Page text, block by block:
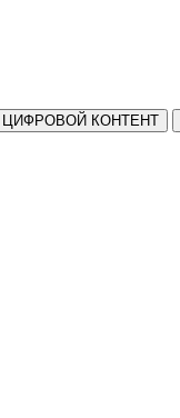
ЦИФРОВОЙ КОНТЕНТ